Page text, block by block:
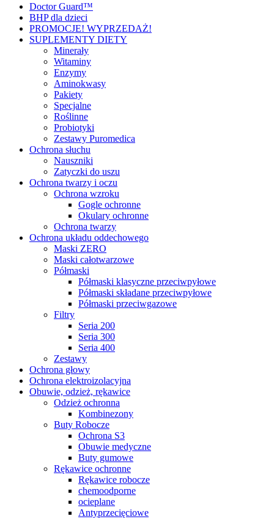
Doctor Guard™
BHP dla dzieci
PROMOCJE! WYPRZEDAŻ!
SUPLEMENTY DIETY
Minerały
Witaminy
Enzymy
Aminokwasy
Pakiety
Specjalne
Roślinne
Probiotyki
Zestawy Puromedica
Ochrona słuchu
Nauszniki
Zatyczki do uszu
Ochrona twarzy i oczu
Ochrona wzroku
Gogle ochronne
Okulary ochronne
Ochrona twarzy
Ochrona układu oddechowego
Maski ZERO
Maski całotwarzowe
Półmaski
Półmaski klasyczne przeciwpyłowe
Półmaski składane przeciwpyłowe
Półmaski przeciwgazowe
Filtry
Seria 200
Seria 300
Seria 400
Zestawy
Ochrona głowy
Ochrona elektroizolacyjna
Obuwie, odzież, rękawice
Odzież ochronna
Kombinezony
Buty Robocze
Ochrona S3
Obuwie medyczne
Buty gumowe
Rękawice ochronne
Rękawice robocze
chemoodporne
ocieplane
Antyprzecięciowe